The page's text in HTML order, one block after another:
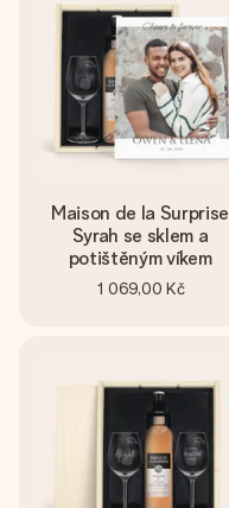
Maison de la Surprise
Syrah se sklem a
potištěným víkem
1 069,00 Kč